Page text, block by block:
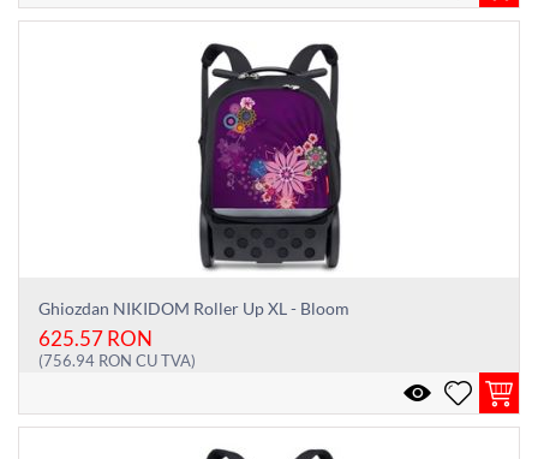
Ghiozdan NIKIDOM Roller Up XL - Bloom
625.57RON
(756.94 RON CU TVA)